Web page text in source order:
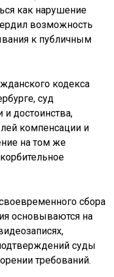
как нарушение
возможность
к публичным
кодекса
суд
и достоинства,
компенсации и
на том же
сбора
основываются на
суды
требований.